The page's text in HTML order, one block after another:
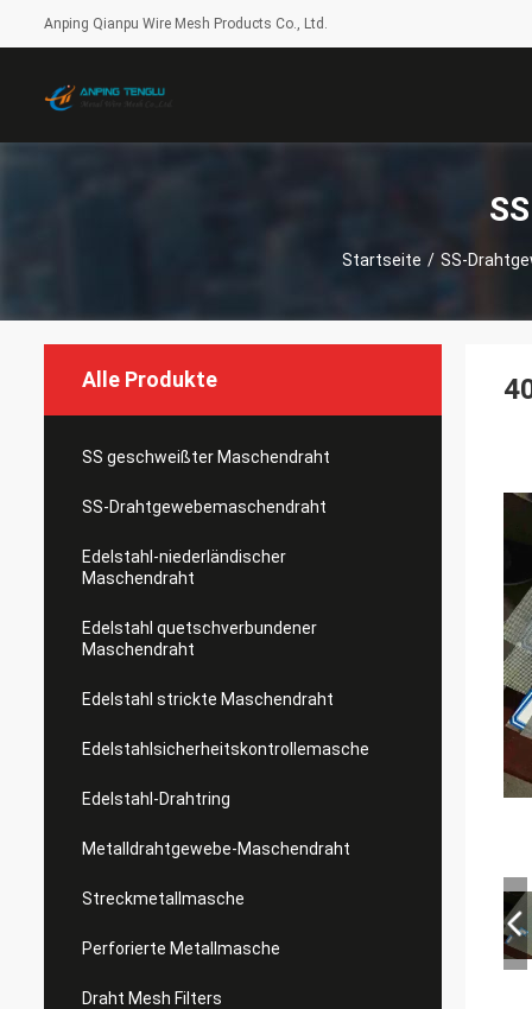
Anping Qianpu Wire Mesh Products Co., Ltd.
Startseite / SS-
Alle Produkte
SS geschweißter Maschendraht
SS-Drahtgewebemaschendraht
Edelstahl-niederländischer
Maschendraht
Edelstahl quetschverbundener
Maschendraht
Edelstahl strickte Maschendraht
Edelstahlsicherheitskontrollemasche
Edelstahl-Drahtring
Metalldrahtgewebe-Maschendraht
Streckmetallmasche
Perforierte Metallmasche
Draht Mesh Filters